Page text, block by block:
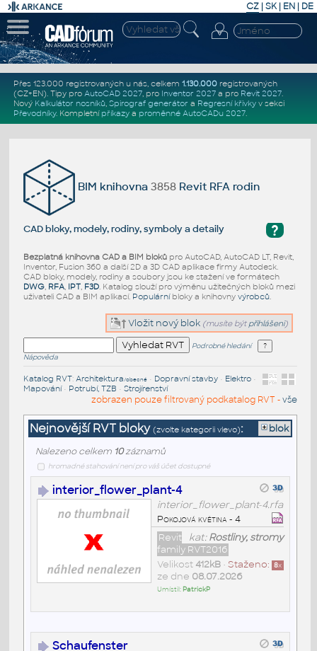
CZ | SK| EN | DE
Přes 123.000 registrovaných u nás, celkem 1.130.000registrovaných
(CZ+EN). Tipy pro AutoCAD 2027, pro Inventor 2027a pro Revit 2027.
Nový Kalkulátor nosníků, Spirograf generátor a Regresní křivkyv sekci
Převodníky. Kompletní příkazya proměnné AutoCADu 2027.
BIM knihovna3858 Revit RFA rodin
?
CAD bloky, modely, rodiny, symboly a detaily
Bezplatná knihovna CAD a BIM blokůpro AutoCAD, AutoCAD LT, Revit,
Inventor, Fusion 360 a další 2D a 3D CAD aplikace firmy Autodesk.
CAD bloky, modely, rodiny a soubory jsou ke stažení ve formátech
DWG, RFA, IPT, F3D. Katalog slouží pro výměnu užitečných bloků mezi
uživateli CAD a BIM aplikací. Populárníbloky a knihovny výrobců.
Vložit nový blok (musíte být přihlášeni)
Podrobné hledání
Nápověda
Katalog RVT: Architektura/obecné• Dopravní stavby• Elektro•
Mapování• Potrubí, TZB • Strojírenství
zobrazen pouze filtrovaný podkatalog RVT -vše
Nejnovější RVT bloky (zvolte kategorii vlevo): blok
Nalezeno celkem 10záznamů
hromadné stahování není pro váš účet dostupné
interior_flower_plant-4
interior_flower_plant-4.rfa
Pokojová květina - 4
kat:Rostliny, stromy
Revit
family RVT2016
Staženo: 8x
Velikost 412kB•
ze dne 08.07.2026
Umístil: PatrickP
Schaufenster